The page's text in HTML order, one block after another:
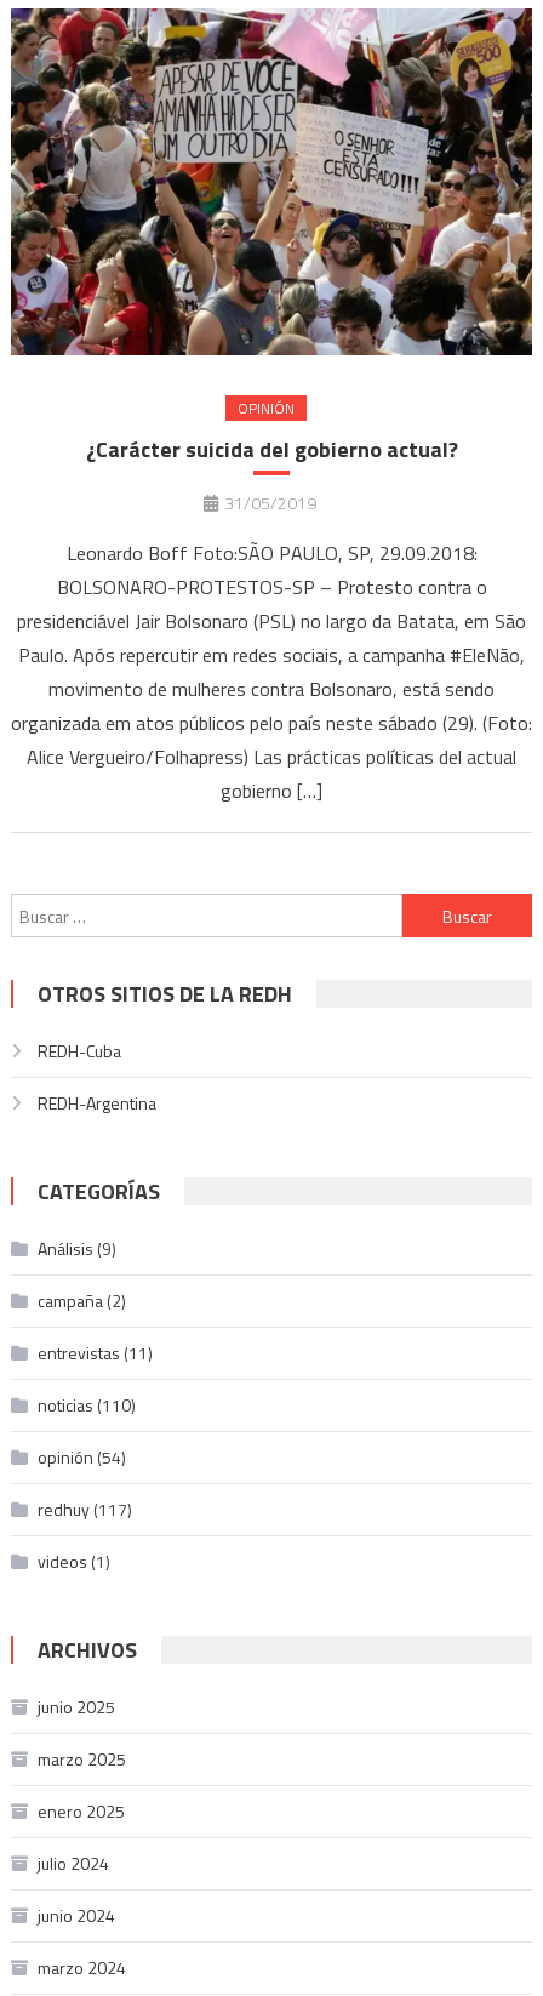
OPINIÓN
¿Carácter suicida del gobierno actual?
31/05/2019
Leonardo Boff Foto:SÃO PAULO, SP, 29.09.2018:
BOLSONARO-PROTESTOS-SP – Protesto contra o
presidenciável Jair Bolsonaro (PSL) no largo da Batata, em São
Paulo. Após repercutir em redes sociais, a campanha #EleNão,
movimento de mulheres contra Bolsonaro, está sendo
organizada em atos públicos pelo país neste sábado (29). (Foto:
Alice Vergueiro/Folhapress) Las prácticas políticas del actual
gobierno […]
Buscar:
OTROS SITIOS DE LA REDH
REDH-Cuba
REDH-Argentina
CATEGORÍAS
Análisis (9)
campaña(2)
entrevistas (11)
noticias (110)
opinión (54)
redhuy(117)
videos (1)
ARCHIVOS
junio 2025
marzo 2025
enero 2025
julio 2024
junio 2024
marzo 2024